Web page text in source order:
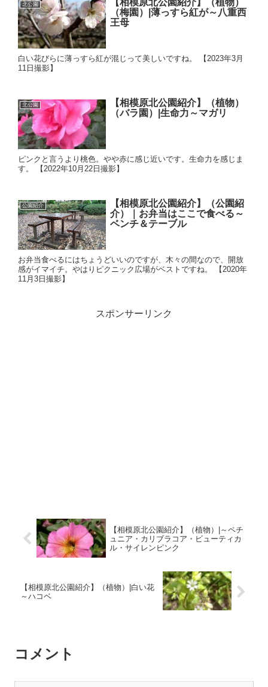
北公園
【相模原北公園紹介】（植物）
（梅園）|薄っすら紅が～八重西
王母
白い花びらに薄っすら紅が混じって美しいですね。 【2023年3月
11日撮影】
北公園
【相模原北公園紹介】（植物）
（バラ園）|生命力～マガリ
ピンクと言うより桃色。やや赤に感じ近いです。生命力を感じま
す。 【2022年10月22日撮影】
公園紹介
【相模原北公園紹介】（公園紹
介）｜お弁当はここで食べる～
ベンチ＆テーブル
お弁当食べるにはちょうどいいのですが、木々の間なので、開放
感がイマイチ。やはりピクニック広場がベストですね。 【2020年
11月3日撮影】
スポンサーリンク
【相模原北公園紹介】（植物）|～ペチ
ュニア・カリブラコア・ビューティカ
ル・サイレンピンク
【相模原北公園紹介】（植物）|白い花
～ハコベ
コメント